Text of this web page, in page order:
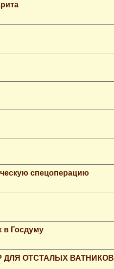
спецоперацию
в Госдуму
ОТСТАЛЫХ ВАТНИКОВ